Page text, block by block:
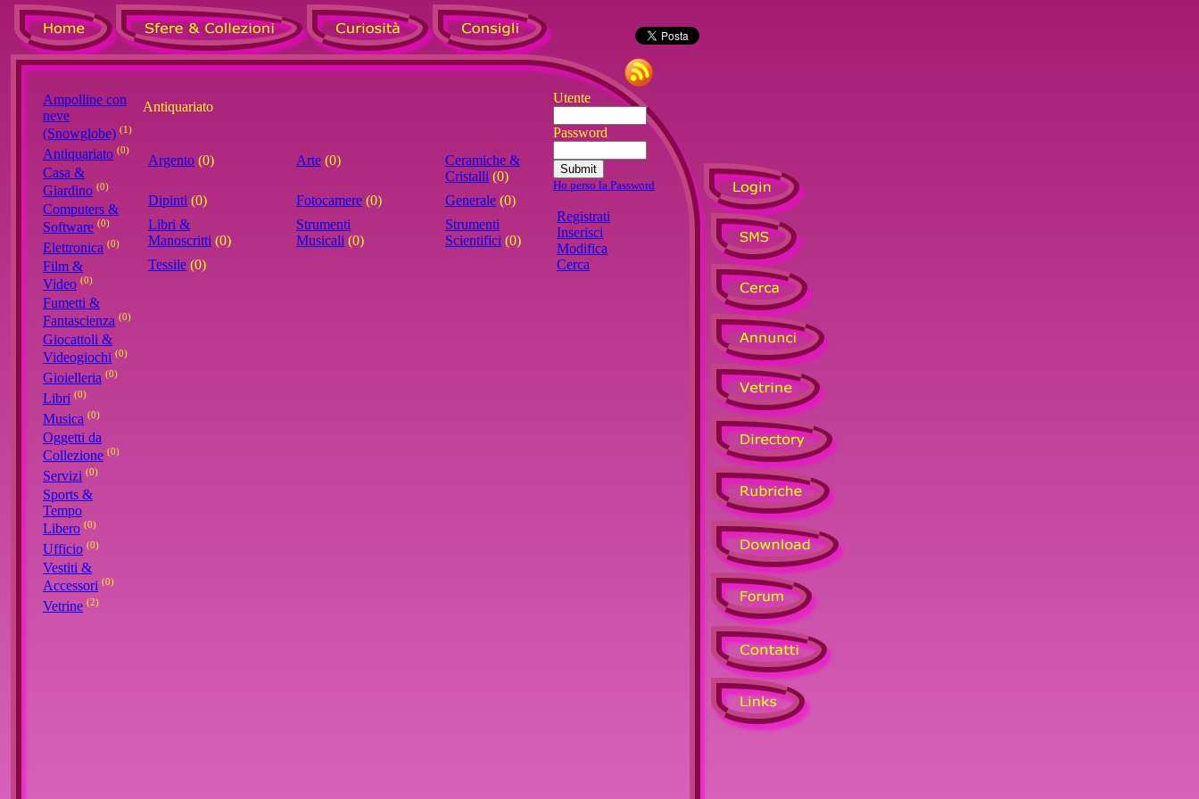
Ampolline con
neve
(Snowglobe) (1)
Antiquariato (0)
Casa &
Giardino (0)
Computers &
Software (0)
Elettronica (0)
Film &
Video (0)
Fumetti &
Fantascienza (0)
Giocattoli &
Videogiochi (0)
Gioielleria (0)
Libri (0)
Musica (0)
Oggetti da
Collezione (0)
Servizi (0)
Sports &
Tempo
Libero (0)
Ufficio (0)
Vestiti &
Accessori (0)
Vetrine (2)
Antiquariato
Argento (0) Arte (0)
Ceramiche &
Cristalli (0)
Dipinti (0) Fotocamere (0) Generale (0)
Libri &
Manoscritti (0)
Strumenti
Musicali (0)
Strumenti
Scientifici (0)
Tessile (0)
Utente
Password
Ho perso la Password
Registrati
Inserisci
Modifica
Cerca